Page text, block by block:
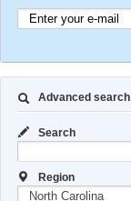
Advanced search
Search
Region